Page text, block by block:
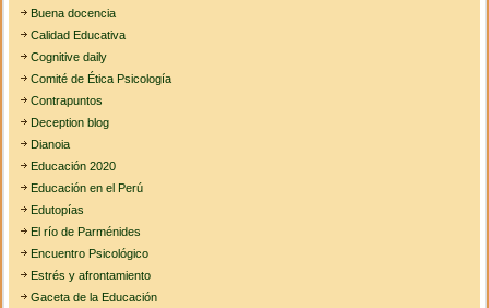
Buena docencia
Calidad Educativa
Cognitive daily
Comité de Ética Psicología
Contrapuntos
Deception blog
Dianoia
Educación 2020
Educación en el Perú
Edutopías
El río de Parménides
Encuentro Psicológico
Estrés y afrontamiento
Gaceta de la Educación